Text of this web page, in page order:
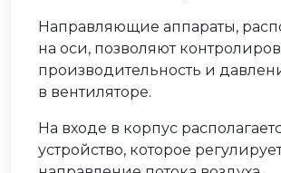
Направляющие аппараты,
на оси, позволяют
производительность и
в вентиляторе.
На входе в корпус
устройство, которое